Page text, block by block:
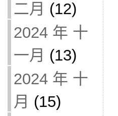
二月 (12)
2024 年 十
一月 (13)
2024 年 十
月 (15)